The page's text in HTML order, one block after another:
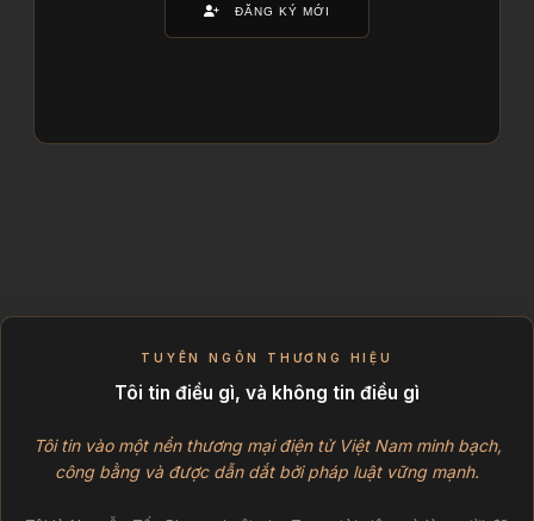
ĐĂNG KÝ MỚI
TUYÊN NGÔN THƯƠNG HIỆU
Tôi tin điều gì, và không tin điều gì
Tôi tin vào một nền thương mại điện tử Việt Nam minh bạch,
công bằng và được dẫn dắt bởi pháp luật vững mạnh.